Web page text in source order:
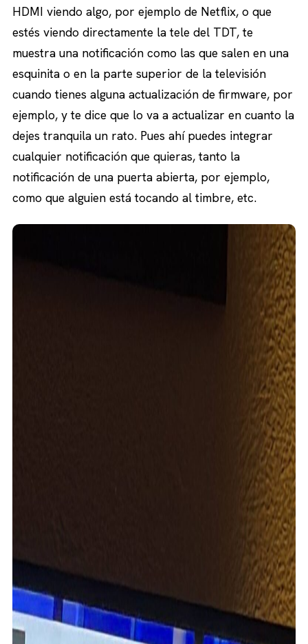
HDMI viendo algo, por ejemplo de Netflix, o que
estés viendo directamente la tele del TDT, te
muestra una notificación como las que salen en una
esquinita o en la parte superior de la televisión
cuando tienes alguna actualización de firmware, por
ejemplo, y te dice que lo va a actualizar en cuanto la
dejes tranquila un rato. Pues ahí puedes integrar
cualquier notificación que quieras, tanto la
notificación de una puerta abierta, por ejemplo,
como que alguien está tocando al timbre, etc.